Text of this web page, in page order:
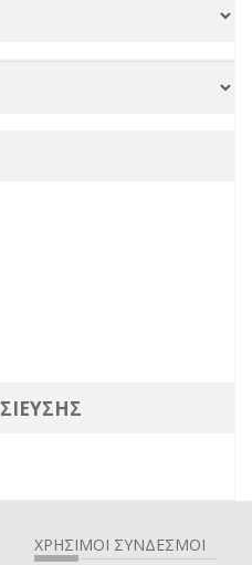
ΧΡΗΣΙΜΟΙ ΣΥΝΔΕΣΜΟΙ